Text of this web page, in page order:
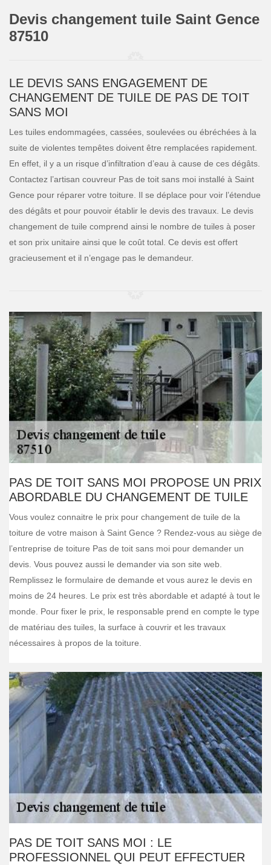
Devis changement tuile Saint Gence
87510
LE DEVIS SANS ENGAGEMENT DE
CHANGEMENT DE TUILE DE PAS DE TOIT
SANS MOI
Les tuiles endommagées, cassées, soulevées ou ébréchées à la
suite de violentes tempêtes doivent être remplacées rapidement.
En effet, il y a un risque d’infiltration d’eau à cause de ces dégâts.
Contactez l’artisan couvreur Pas de toit sans moi installé à Saint
Gence pour réparer votre toiture. Il se déplace pour voir l’étendue
des dégâts et pour pouvoir établir le devis des travaux. Le devis
changement de tuile comprend ainsi le nombre de tuiles à poser
et son prix unitaire ainsi que le coût total. Ce devis est offert
gracieusement et il n’engage pas le demandeur.
PAS DE TOIT SANS MOI PROPOSE UN PRIX
ABORDABLE DU CHANGEMENT DE TUILE
Vous voulez connaitre le prix pour changement de tuile de la
toiture de votre maison à Saint Gence ? Rendez-vous au siège de
l’entreprise de toiture Pas de toit sans moi pour demander un
devis. Vous pouvez aussi le demander via son site web.
Remplissez le formulaire de demande et vous aurez le devis en
moins de 24 heures. Le prix est très abordable et adapté à tout le
monde. Pour fixer le prix, le responsable prend en compte le type
de matériau des tuiles, la surface à couvrir et les travaux
nécessaires à propos de la toiture.
PAS DE TOIT SANS MOI : LE
PROFESSIONNEL QUI PEUT EFFECTUER